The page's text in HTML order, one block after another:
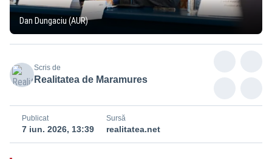
Dan Dungaciu (AUR)
Scris de
Realitatea de Maramures
Publicat
7 iun. 2026, 13:39
Sursă
realitatea.net